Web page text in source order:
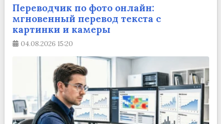
Переводчик по фото онлайн:
мгновенный перевод текста с
картинки и камеры
04.08.2026 15:20